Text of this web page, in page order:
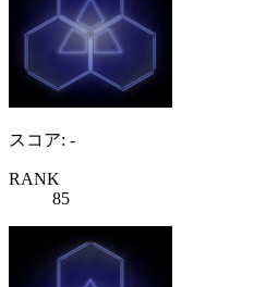
スコア: -
RANK
85